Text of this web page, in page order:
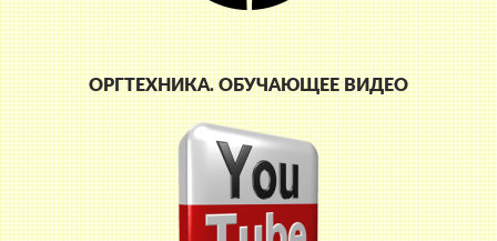
ОРГТЕХНИКА. ОБУЧАЮЩЕЕ ВИДЕО